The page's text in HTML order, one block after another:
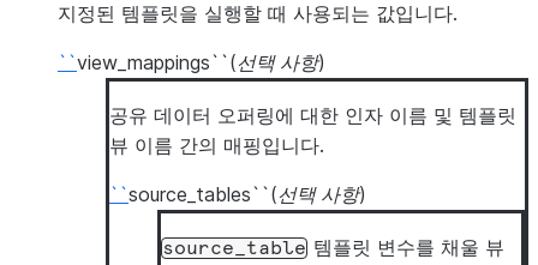
지정된 템플릿을 실행할 때 사용되는 값입니다.
``view_mappings``(선택 사항)
공유 데이터 오퍼링에 대한 인자 이름 및 템플릿
뷰 이름 간의 매핑입니다.
``source_tables``(선택 사항)
source_table 템플릿 변수를 채울 뷰